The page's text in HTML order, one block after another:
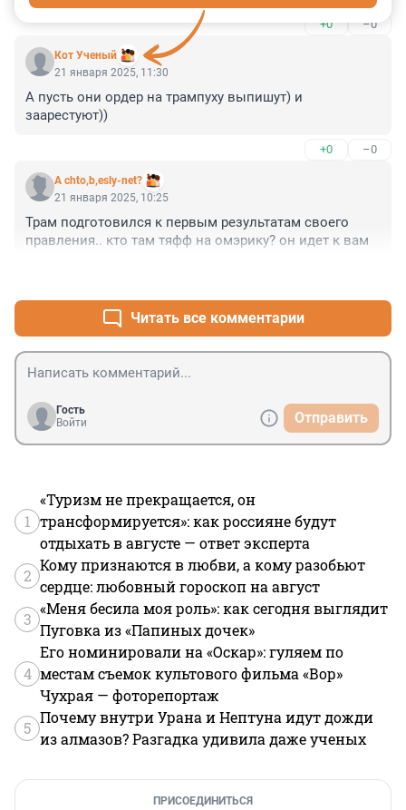
+0 –0
Кот Ученый
21 января 2025, 11:30
А пусть они ордер на трампуху выпишут) и
заарестуют))
+0 –0
A chto,b,esly-net?
21 января 2025, 10:25
Трам подготовился к первым результатам своего
правления.. кто там тяфф на омэрику? он идет к вам
Читать все комментарии
Гость
Войти
Отправить
1
«Туризм не прекращается, он
трансформируется»: как россияне будут
отдыхать в августе — ответ эксперта
2
Кому признаются в любви, а кому разобьют
сердце: любовный гороскоп на август
3
«Меня бесила моя роль»: как сегодня выглядит
Пуговка из «Папиных дочек»
4
Его номинировали на «Оскар»: гуляем по
местам съемок культового фильма «Вор»
Чухрая — фоторепортаж
5
Почему внутри Урана и Нептуна идут дожди
из алмазов? Разгадка удивила даже ученых
ПРИСОЕДИНИТЬСЯ